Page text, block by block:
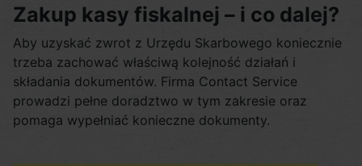
Zakup kasy fiskalnej – i co dalej?
Aby uzyskać zwrot z Urzędu Skarbowego koniecznie
trzeba zachować właściwą kolejność działań i
składania dokumentów. Firma Contact Service
prowadzi pełne doradztwo w tym zakresie oraz
pomaga wypełniać konieczne dokumenty.